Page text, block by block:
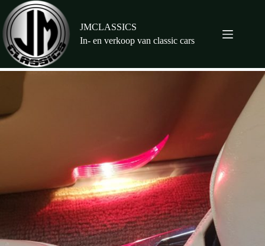
naar
de
inhoud
JMCLASSICS
In- en verkoop van classic cars